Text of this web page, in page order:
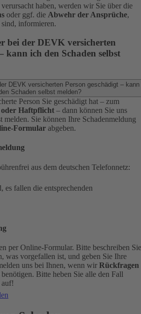
haben, werden wir Sie über die
oder ggf. die Abwehr der Ansprüche,
informieren.
bei der DEVK versicherten
kann ich den Schaden selbst
DEVK versicherten Person geschädigt – kann
Schaden selbst melden?
Person Sie geschädigt hat – zum
Haftpflicht – dann können Sie uns
melden. Sie können Ihre Schadenmeldung
Formular abgeben.
aus dem deutschen Telefonnetz:
es fallen die entsprechenden
per Online-Formular. Bitte beschreiben Sie
was vorgefallen ist, und geben Sie Ihre
uns bei Ihnen, wenn wir Rückfragen
benötigen. Bitte heben Sie alle den Fall
auf!